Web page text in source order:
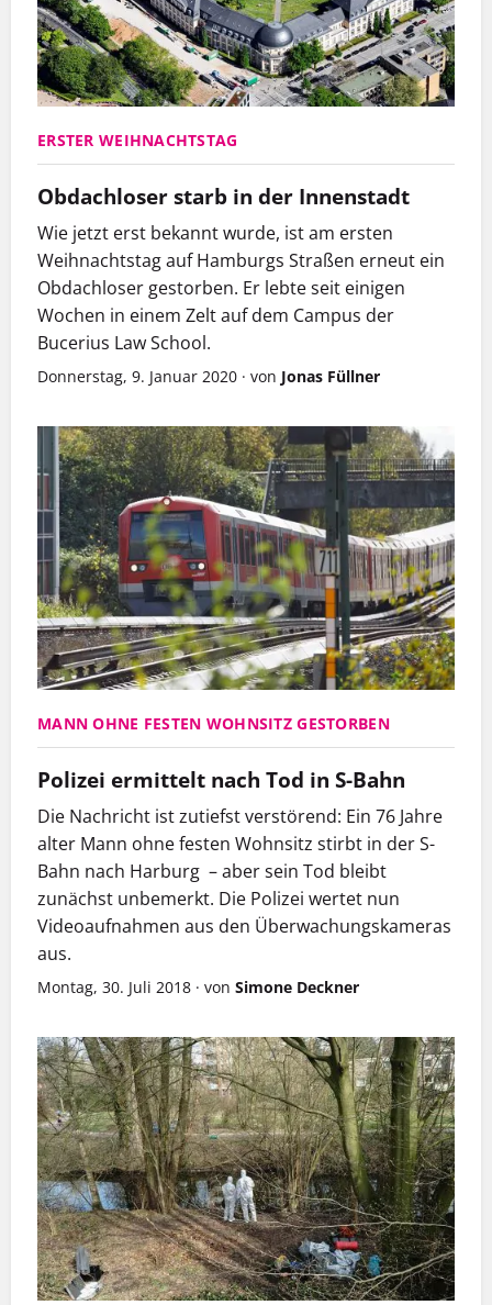
ERSTER WEIHNACHTSTAG
Obdachloser starb in der Innenstadt
Wie jetzt erst bekannt wurde, ist am ersten
Weihnachtstag auf Hamburgs Straßen erneut ein
Obdachloser gestorben. Er lebte seit einigen
Wochen in einem Zelt auf dem Campus der
Bucerius Law School.
Donnerstag, 9. Januar 2020 · von Jonas Füllner
MANN OHNE FESTEN WOHNSITZ GESTORBEN
Polizei ermittelt nach Tod in S-Bahn
Die Nachricht ist zutiefst verstörend: Ein 76 Jahre
alter Mann ohne festen Wohnsitz stirbt in der S-
Bahn nach Harburg – aber sein Tod bleibt
zunächst unbemerkt. Die Polizei wertet nun
Videoaufnahmen aus den Überwachungskameras
aus.
Montag, 30. Juli 2018 · von Simone Deckner